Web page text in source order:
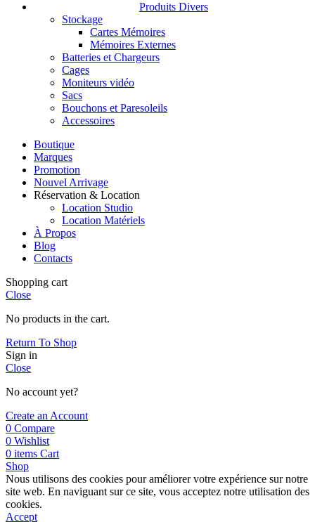
Produits Divers
Stockage
Cartes Mémoires
Mémoires Externes
Batteries et Chargeurs
Cages
Moniteurs vidéo
Sacs
Bouchons et Paresoleils
Accessoires
Boutique
Marques
Promotion
Nouvel Arrivage
Réservation & Location
Location Studio
Location Matériels
À Propos
Blog
Contacts
Shopping cart
Close
No products in the cart.
Return To Shop
Sign in
Close
No account yet?
Create an Account
0 Compare
0 Wishlist
0 items Cart
Shop
Nous utilisons des cookies pour améliorer votre expérience sur notre
site web. En naviguant sur ce site, vous acceptez notre utilisation des
cookies.
Accept